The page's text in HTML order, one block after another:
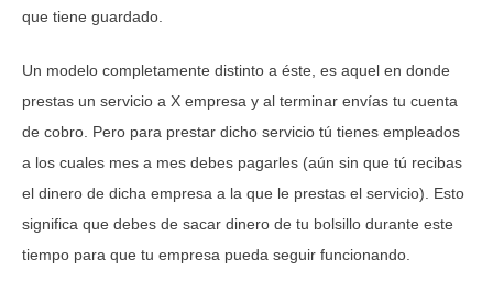
que tiene guardado.
Un modelo completamente distinto a éste, es aquel en donde
prestas un servicio a X empresa y al terminar envías tu cuenta
de cobro. Pero para prestar dicho servicio tú tienes empleados
a los cuales mes a mes debes pagarles (aún sin que tú recibas
el dinero de dicha empresa a la que le prestas el servicio). Esto
significa que debes de sacar dinero de tu bolsillo durante este
tiempo para que tu empresa pueda seguir funcionando.